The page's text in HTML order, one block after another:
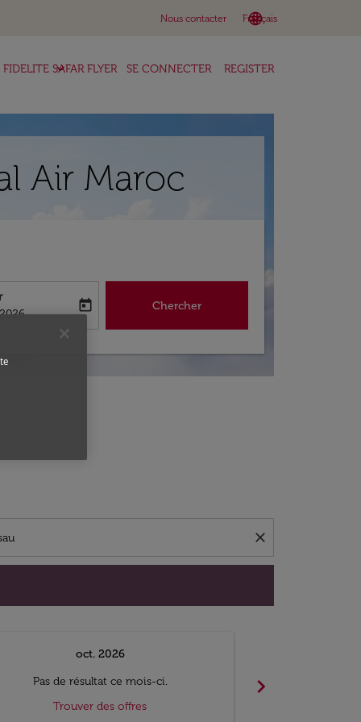
Nous contacter language
Français
keyboard_arrow_down
FIDELITE SAFAR FLYER
keyboard_arrow_down SE CONNECTER REGISTER
Air Maroc
return-date-aria-label
today Chercher
close
oct. 2026
Pas de résultat ce mois-ci.
Trouver des offres
chevron_right